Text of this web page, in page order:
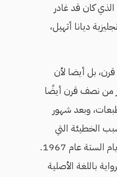
كان قد غادر
ديانا أتهيل،
بل أيضا لأن
من نصف قرن أيضًا
وبعد شهور
الخطيئة التي
ارتكبها غالي بزيارته إسرائيل، وكتابة عدة مقالات نشرتها الصحف الإنجليزية في أعقاب حرب الأيام الستة عام 1967.
باللغة الأصلية